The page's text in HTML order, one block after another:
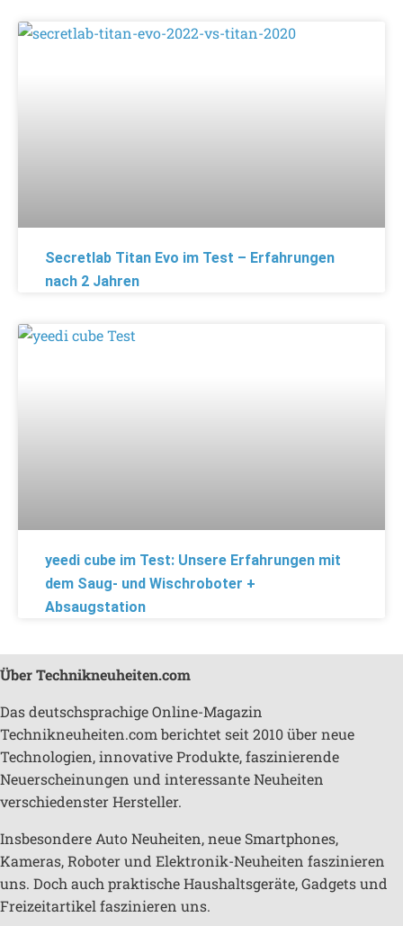
Secretlab Titan Evo im Test – Erfahrungen
nach 2 Jahren
yeedi cube im Test: Unsere Erfahrungen mit
dem Saug- und Wischroboter +
Absaugstation
Über Technikneuheiten.com
Das deutschsprachige Online-Magazin
Technikneuheiten.com berichtet seit 2010 über neue
Technologien, innovative Produkte, faszinierende
Neuerscheinungen und interessante Neuheiten
verschiedenster Hersteller.
Insbesondere Auto Neuheiten, neue Smartphones,
Kameras, Roboter und Elektronik-Neuheiten faszinieren
uns. Doch auch praktische Haushaltsgeräte, Gadgets und
Freizeitartikel faszinieren uns.